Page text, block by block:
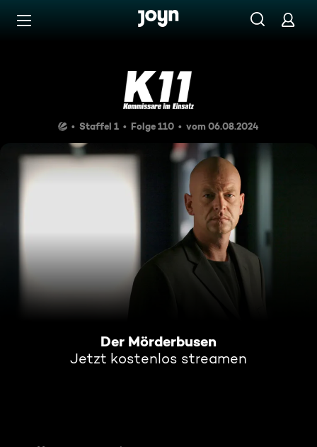
Zum Inhalt springen
Der Mörderbusen
Staffel 1 Folge 110 vom 06.08.2024
Der Mörderbusen
Jetzt kostenlos streamen